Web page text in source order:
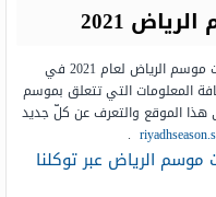
2021
لقد تمَّ تخصيص موقع إلكتروني خاص بفعاليات موسم الرياض لعام 2021 في
المعلومات التي تتعلق بموسم
هذا الموقع والتعرف عن كلّ جديد
.
موسم الرياض عبر توكلنا